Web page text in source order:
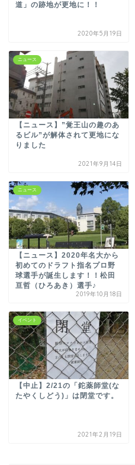
道」の跡地が更地に！！
2020年5月19日
ニュース
【ニュース】”覚王山の趣のあ
るビル”が解体されて更地にな
りました
2021年9月14日
ニュース
【ニュース】2020年名大から
初めてのドラフト指名プロ野
球選手が誕生します！！松田
亘哲（ひろあき）選手♪
2019年10月18日
イベント
【中止】2/21の「鉈薬師堂(な
たやくしどう)」は閉堂です。
2021年2月19日